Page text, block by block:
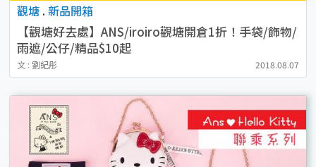
觀塘 . 新品開箱
【觀塘好去處】ANS/iroiro觀塘開倉1折！手袋/飾物/
雨遮/公仔/精品$10起
文 : 劉紀彤 2018.08.07